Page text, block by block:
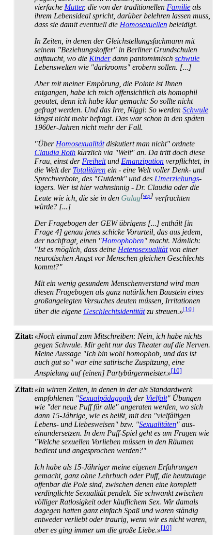
vierfache Mutter, die von der traditionellen Familie als
ihrem Lebensideal spricht, darüber belehren lassen muss,
dass sie damit eventuell die Homosexuellen beleidigt.
In Zeiten, in denen der Gleich­stellungs­fachmann mit
seinem "Beziehungs­koffer" in Berliner Grundschulen
auftaucht, wo die Kinderdann pantomimisch schwule
Lebens­welten wie "darkrooms" erobern sollen. [...]
Aber mit meiner Empörung, die Pointe ist Ihnen
entgangen, habe ich mich offensichtlich als homophil
geoutet, denn ich habe klar gemacht: So sollte nicht
gefragt werden. Und das Irre, Niggi: So werden Schwule
längst nicht mehr befragt. Das war schon in den späten
1960er-Jahren nicht mehr der Fall.
"Über Homosexualitätdiskutiert man nicht" ordnete
Claudia Roth kürzlich via "Welt" an. Da tritt doch diese
Frau, einst der Freiheitund Emanzipation verpflichtet, in
die Welt der Totalitären ein - eine Welt voller Denk- und
Sprech­verbote, des "Gutdenk" und des Umerziehungs­
lagers. Wer ist hier wahnsinnig - Dr. Claudia oder die
Leute wie ich, die sie in den Gulag[wp] verfrachten
würde? [...]
Der Fragebogen der GEW übrigens [...] enthält [in
Frage 4] genau jenes schicke Vorurteil, das aus jedem,
der nachfragt, einen "Homophoben" macht. Nämlich:
"Ist es möglich, dass deine Heterosexualitätvon einer
neurotischen Angst vor Menschen gleichen Geschlechts
kommt?"
Mit ein wenig gesundem Menschenverstand wird man
diesen Fragebogen als ganz natürlichen Baustein eines
großangelegten Versuches deuten müssen, Irritationen
über die eigene Geschlechtsidentitätzu streuen.»[10]
Zitat: «Noch einmal zum Mitschreiben: Nein, ich habe nichts
gegen Schwule. Mir geht nur das Theater auf die Nerven.
Meine Aussage "Ich bin wohl homophob, und das ist
auch gut so" war eine satirische Zuspitzung, eine
Anspielung auf [einen] Partybürgermeister.»[10]
Zitat: «In wirren Zeiten, in denen in der als Standardwerk
empfohlenen "Sexualpädagogikder Vielfalt" Übungen
wie "der neue Puff für alle" angeraten werden, wo sich
dann 15-Jährige, wie es heißt, mit den "vielfältigen
Lebens- und Liebes­weisen" bzw. "Sexualitäten" aus­
einander­setzen. In dem Puff-Spiel geht es um Fragen wie
"Welche sexuellen Vorlieben müssen in den Räumen
bedient und angesprochen werden?"
Ich habe als 15-Jähriger meine eigenen Erfahrungen
gemacht, ganz ohne Lehrbuch oder Puff, die heutzutage
offenbar die Pole sind, zwischen denen eine komplett
verdinglichte Sexualität pendelt. Sie schwankt zwischen
völliger Ratlosigkeit oder käuflichem Sex. Wir damals
dagegen hatten ganz einfach Spaß und waren ständig
entweder verliebt oder traurig, wenn wir es nicht waren,
aber es ging immer um die große Liebe.»[10]